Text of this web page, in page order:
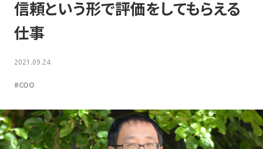
信頼という形で評価をしてもらえる
仕事
2021.09.24
#COO